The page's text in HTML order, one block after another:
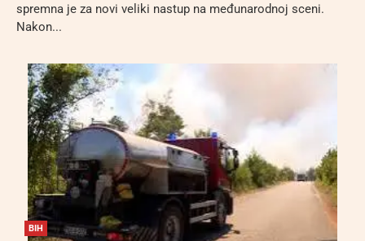
spremna je za novi veliki nastup na međunarodnoj sceni.
Nakon...
BIH